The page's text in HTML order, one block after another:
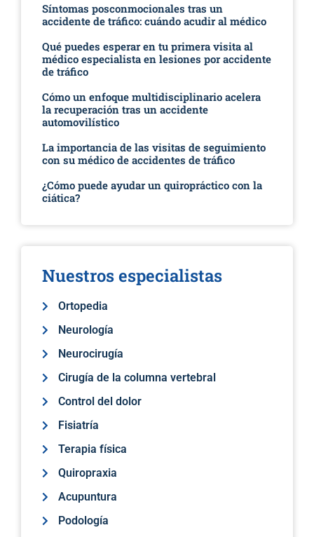
Síntomas posconmocionales tras un
accidente de tráfico: cuándo acudir al médico
Qué puedes esperar en tu primera visita al
médico especialista en lesiones por accidente
de tráfico
Cómo un enfoque multidisciplinario acelera
la recuperación tras un accidente
automovilístico
La importancia de las visitas de seguimiento
con su médico de accidentes de tráfico
¿Cómo puede ayudar un quiropráctico con la
ciática?
Nuestros especialistas
Ortopedia
Neurología
Neurocirugía
Cirugía de la columna vertebral
Control del dolor
Fisiatría
Terapia física
Quiropraxia
Acupuntura
Podología